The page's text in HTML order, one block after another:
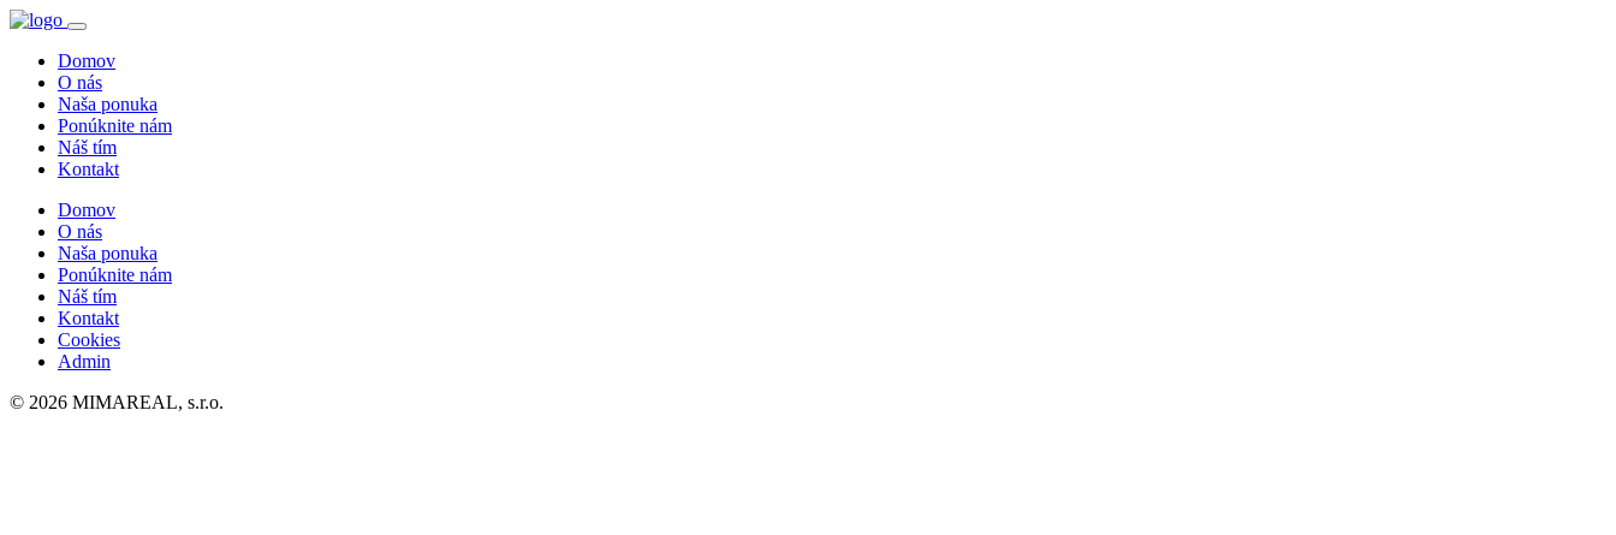
Domov
O nás
Naša ponuka
Ponúknite nám
Náš tím
Kontakt
Domov
O nás
Naša ponuka
Ponúknite nám
Náš tím
Kontakt
Cookies
Admin
© 2026 MIMAREAL, s.r.o.